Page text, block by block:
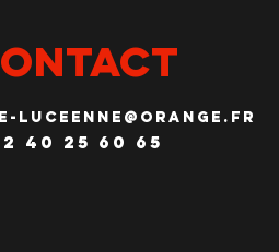
luceenne@orange.fr
40 25 60 65